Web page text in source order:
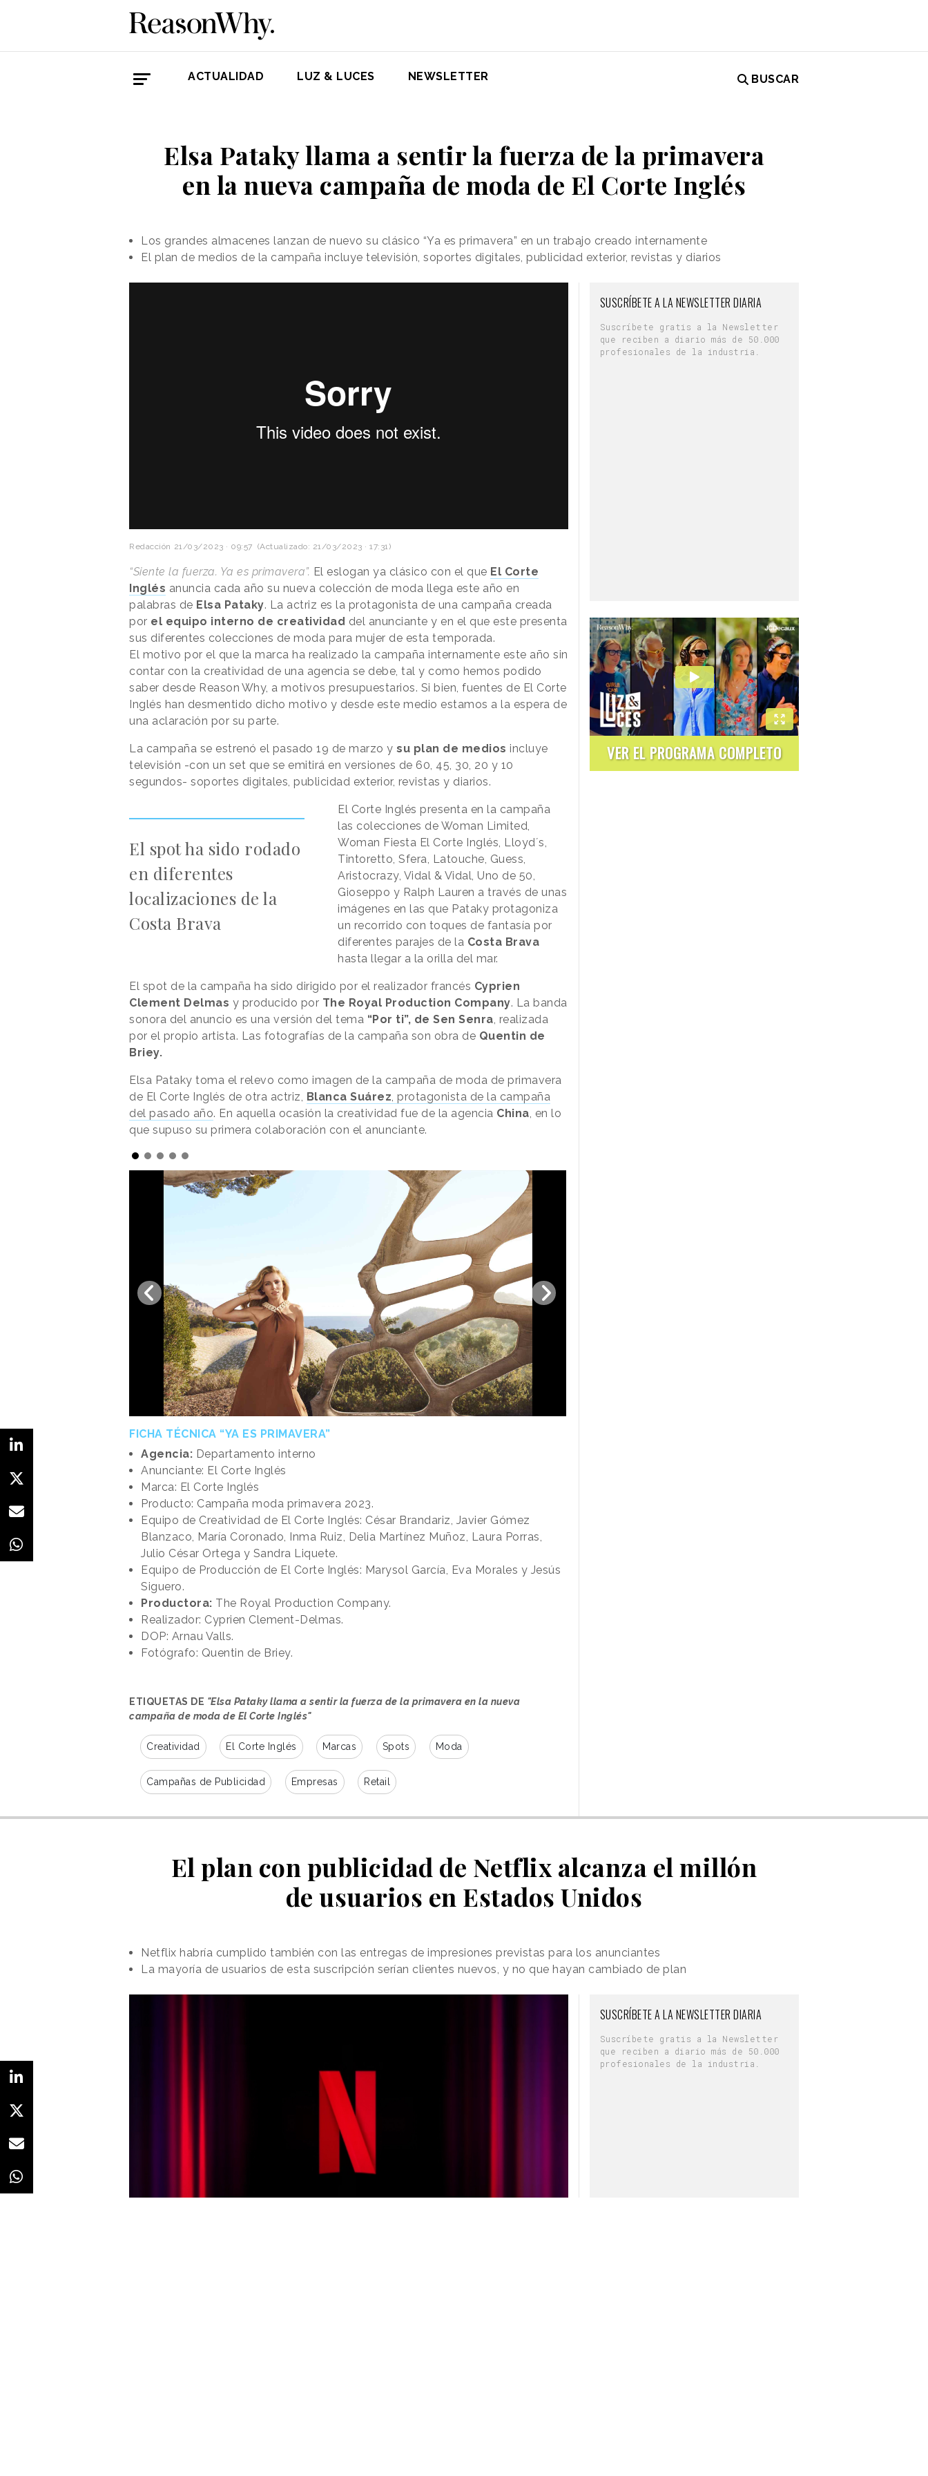
ACTUALIDAD LUZ & LUCES NEWSLETTER BUSCAR
Elsa Pataky llama a sentir la fuerza de la primavera
en la nueva campaña de moda de El Corte Inglés
Los grandes almacenes lanzan de nuevo su clásico “Ya es primavera” en un trabajo creado internamente
El plan de medios de la campaña incluye televisión, soportes digitales, publicidad exterior, revistas y diarios
Redacción 21/03/2023 · 09:57 (Actualizado: 21/03/2023 · 17:31)
“Siente la fuerza. Ya es primavera”. El eslogan ya clásico con el que El Corte
Inglés anuncia cada año su nueva colección de moda llega este año en
palabras de Elsa Pataky. La actriz es la protagonista de una campaña creada
por el equipo interno de creatividad del anunciante y en el que este presenta
sus diferentes colecciones de moda para mujer de esta temporada.
El motivo por el que la marca ha realizado la campaña internamente este año sin
contar con la creatividad de una agencia se debe, tal y como hemos podido
saber desde Reason Why, a motivos presupuestarios. Si bien, fuentes de El Corte
Inglés han desmentido dicho motivo y desde este medio estamos a la espera de
una aclaración por su parte.
La campaña se estrenó el pasado 19 de marzo y su plan de medios incluye
televisión -con un set que se emitirá en versiones de 60, 45, 30, 20 y 10
segundos- soportes digitales, publicidad exterior, revistas y diarios.
El spot ha sido rodado
en diferentes
localizaciones de la
Costa Brava
El Corte Inglés presenta en la campaña
las colecciones de Woman Limited,
Woman Fiesta El Corte Inglés, Lloyd´s,
Tintoretto, Sfera, Latouche, Guess,
Aristocrazy, Vidal & Vidal, Uno de 50,
Gioseppo y Ralph Lauren a través de unas
imágenes en las que Pataky protagoniza
un recorrido con toques de fantasía por
diferentes parajes de la Costa Brava
hasta llegar a la orilla del mar.
El spot de la campaña ha sido dirigido por el realizador francés Cyprien
Clement Delmas y producido por The Royal Production Company. La banda
sonora del anuncio es una versión del tema “Por ti”, de Sen Senra, realizada
por el propio artista. Las fotografías de la campaña son obra de Quentin de
Briey.
Elsa Pataky toma el relevo como imagen de la campaña de moda de primavera
de El Corte Inglés de otra actriz, Blanca Suárez, protagonista de la campaña
del pasado año. En aquella ocasión la creatividad fue de la agencia China, en lo
que supuso su primera colaboración con el anunciante.
FICHA TÉCNICA “YA ES PRIMAVERA”
Agencia: Departamento interno
Anunciante: El Corte Inglés
Marca: El Corte Inglés
Producto: Campaña moda primavera 2023.
Equipo de Creatividad de El Corte Inglés: César Brandariz, Javier Gómez
Blanzaco, María Coronado, Inma Ruiz, Delia Martínez Muñoz, Laura Porras,
Julio César Ortega y Sandra Liquete.
Equipo de Producción de El Corte Inglés: Marysol García, Eva Morales y Jesús
Siguero.
Productora: The Royal Production Company.
Realizador: Cyprien Clement-Delmas.
DOP: Arnau Valls.
Fotógrafo: Quentin de Briey.
ETIQUETAS DE "Elsa Pataky llama a sentir la fuerza de la primavera en la nueva
campaña de moda de El Corte Inglés"
Creatividad El Corte Inglés Marcas Spots Moda
Campañas de Publicidad Empresas Retail
SUSCRÍBETE A LA NEWSLETTER DIARIA
Suscríbete gratis a la Newsletter
que reciben a diario más de 50.000
profesionales de la industria.
VER EL PROGRAMA COMPLETO
El plan con publicidad de Netflix alcanza el millón
de usuarios en Estados Unidos
Netflix habría cumplido también con las entregas de impresiones previstas para los anunciantes
La mayoría de usuarios de esta suscripción serían clientes nuevos, y no que hayan cambiado de plan
SUSCRÍBETE A LA NEWSLETTER DIARIA
Suscríbete gratis a la Newsletter
que reciben a diario más de 50.000
profesionales de la industria.